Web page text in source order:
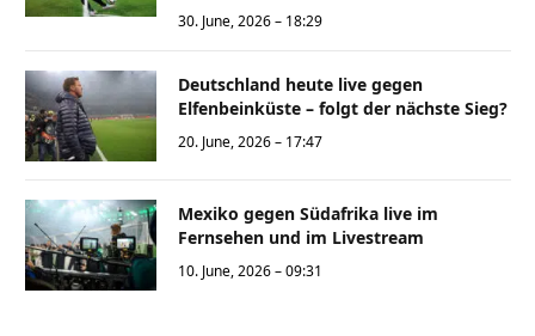
30. June, 2026 – 18:29
Deutschland heute live gegen
Elfenbeinküste – folgt der nächste Sieg?
20. June, 2026 – 17:47
Mexiko gegen Südafrika live im
Fernsehen und im Livestream
10. June, 2026 – 09:31